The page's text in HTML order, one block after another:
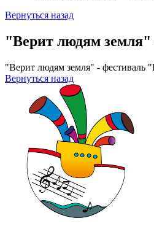
Вернуться назад
"Верит людям земля"
"Верит людям земля" - фестиваль
Вернуться назад